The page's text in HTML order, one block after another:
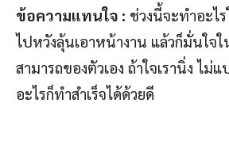
ข้อความแทนใจ : ช่วงนี้จะทำอะไ
ไปหวังลุ้นเอาหน้างาน แล้วก็มั่นใจใ
สามารถของตัวเอง ถ้าใจเรานิ่ง ไม่
อะไรก็ทำสำเร็จได้ด้วยดี